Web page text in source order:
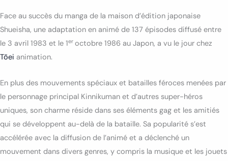
Face au succès du manga de la maison d’édition japonaise
Shueisha, une adaptation en animé de 137 épisodes diffusé entre
le 3 avril 1983 et le 1er octobre 1986 au Japon, a vu le jour chez
Tōei animation.
En plus des mouvements spéciaux et batailles féroces menées par
le personnage principal Kinnikuman et d’autres super-héros
uniques, son charme réside dans ses éléments gag et les amitiés
qui se développent au-delà de la bataille. Sa popularité s’est
accélérée avec la diffusion de l’animé et a déclenché un
mouvement dans divers genres, y compris la musique et les jouets